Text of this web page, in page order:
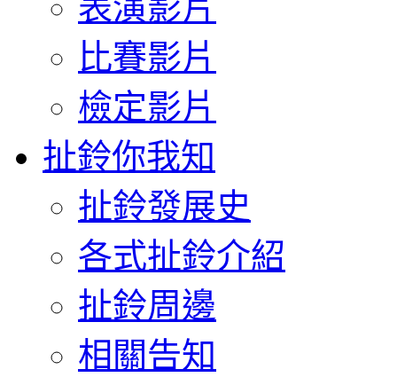
比賽影片
檢定影片
扯鈴你我知
扯鈴發展史
各式扯鈴介紹
扯鈴周邊
相關告知